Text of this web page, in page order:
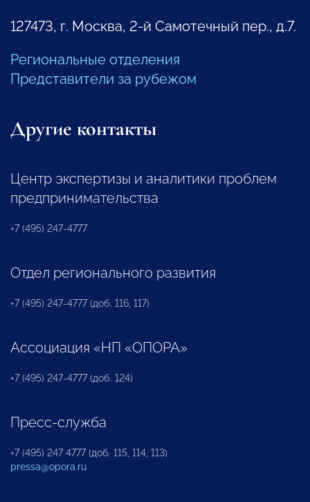
127473, г. Москва, 2-й Самотечный пер., д.7.
Региональные отделения
Представители за рубежом
Другие контакты
Центр экспертизы и аналитики проблем
предпринимательства
+7 (495) 247-4777
Отдел регионального развития
+7 (495) 247-4777 (доб. 116, 117)
Ассоциация «НП «ОПОРА»
+7 (495) 247-4777 (доб. 124)
Пресс-служба
+7 (495) 247 4777 (доб. 115, 114, 113)
pressa@opora.ru